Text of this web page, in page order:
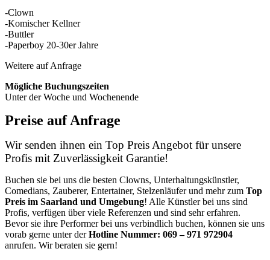
-Clown
-Komischer Kellner
-Buttler
-Paperboy 20-30er Jahre
Weitere auf Anfrage
Mögliche Buchungszeiten
Unter der Woche und Wochenende
Preise auf Anfrage
Wir senden ihnen ein Top Preis Angebot für unsere
Profis mit Zuverlässigkeit Garantie!
Buchen sie bei uns die besten Clowns, Unterhaltungskünstler,
Comedians, Zauberer, Entertainer, Stelzenläufer und mehr zum Top
Preis im Saarland und Umgebung! Alle Künstler bei uns sind
Profis, verfügen über viele Referenzen und sind sehr erfahren.
Bevor sie ihre Performer bei uns verbindlich buchen, können sie uns
vorab gerne unter derHotline Nummer: 069 – 971 972904
anrufen. Wir beraten sie gern!